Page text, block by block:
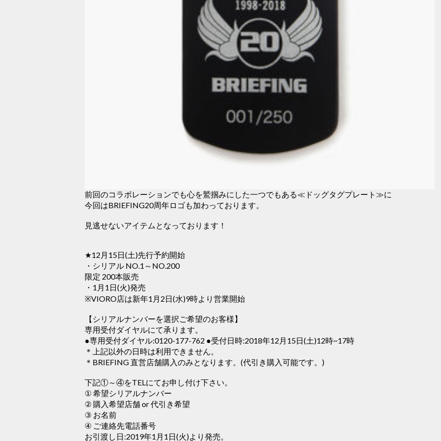
前回のコラボレーションでも心を鷲掴みにした一つでもある≪ドッグタグプレート≫に
今回はBRIEFING20周年ロゴも加わっております。
見逃せないアイテムとなっております！
★12月15日(土)先行予約開始
・シリアル NO.1～NO.200
限定 200本販売
・1月1日(火)発売
※VIORO店は新年1月2日(水)9時より営業開始
【シリアルナンバーを選択ご希望のお客様】
専用受付ダイヤルにて承ります。
●専用受付ダイヤル:0120-177-762 ●受付日時:2018年12月15日(土)12時~17時
＊上記以外の日時は利用できません。
＊BRIEFING 直営店舗購入のみとなります。(代引き購入可能です。)
下記①～④をTELにてお申し付け下さい。
① 希望シリアルナンバー
② 購入希望店舗 or 代引き希望
③ お名前
④ ご連絡先電話番号
お引渡し日:2019年1月1日(火)より発売。